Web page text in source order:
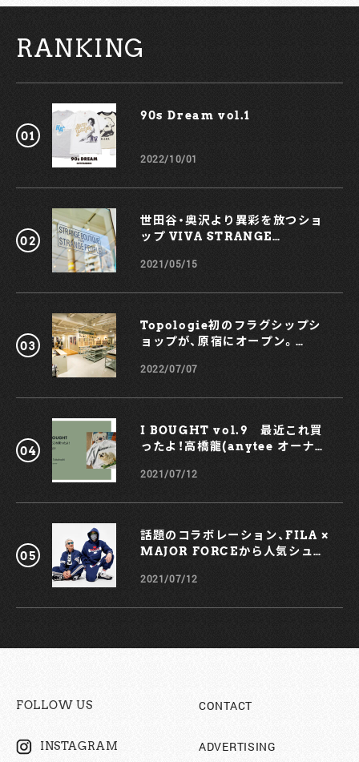
RANKING
90s Dream vol.1￼
2022/10/01
世田谷・奥沢より異彩を放つショ
ップ VIVA STRANGE
2021/05/15
Topologie初のフラグシップシ
ョップが、原宿にオープン。
も！
2022/07/07
I BOUGHT vol.9 最近これ買
ったよ！高橋龍(anytee オーナ
2021/07/12
話題のコラボレーション、FILA ×
MAJOR FORCEから人気シュー
2021/07/12
FOLLOW US
INSTAGRAM
CONTACT
ADVERTISING